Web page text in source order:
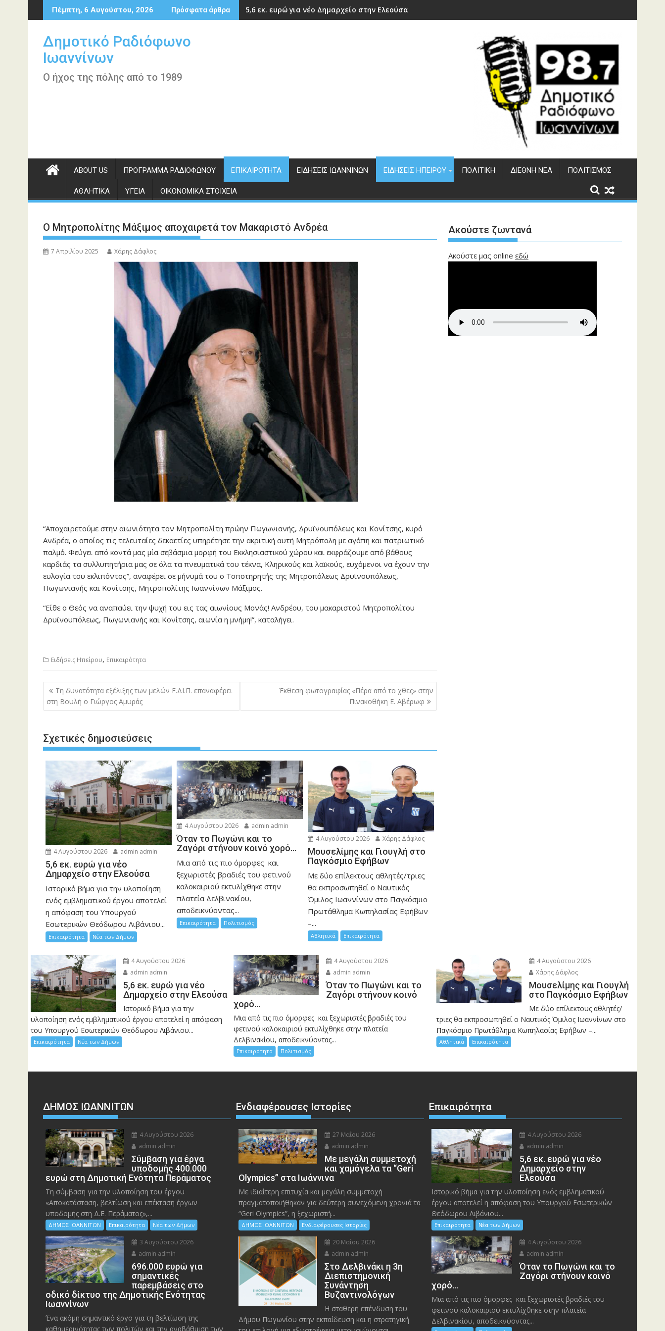
Περάστε
στο
Πέμπτη, 6 Αυγούστου, 2026 Πρόσφατα άρθρα 5,6 εκ. ευρώ για νέο Δημαρχείο στην Ελεούσα
Δημοτικό Ραδιόφωνο
Ιωαννίνων
Ο ήχος της πόλης από το 1989
ABOUT US ΠΡΌΓΡΑΜΜΑ ΡΑΔΙΟΦΏΝΟΥ ΕΠΙΚΑΙΡΌΤΗΤΑ ΕΙΔΉΣΕΙΣ ΙΩΑΝΝΊΝΩΝ ΕΙΔΉΣΕΙΣ ΗΠΕΊΡΟΥ ΠΟΛΙΤΙΚΉ ΔΙΕΘΝΉ ΝΈΑ ΠΟΛΙΤΙΣΜΌΣ
ΑΘΛΗΤΙΚΆ ΥΓΕΊΑ ΟΙΚΟΝΟΜΙΚΆ ΣΤΟΙΧΕΊΑ
Ο Μητροπολίτης Μάξιμος αποχαιρετά τον Μακαριστό Ανδρέα
7 Απριλίου 2025 Χάρης Δάφλος
“Αποχαιρετούμε στην αιωνιότητα τον Μητροπολίτη πρώην Πωγωνιανής, Δρυϊνουπόλεως και Κονίτσης, κυρό
Ανδρέα, ο οποίος τις τελευταίες δεκαετίες υπηρέτησε την ακριτική αυτή Μητρόπολη με αγάπη και πατριωτικό
παλμό. Φεύγει από κοντά μας μία σεβάσμια μορφή του Εκκλησιαστικού χώρου και εκφράζουμε από βάθους
καρδιάς τα συλλυπητήρια μας σε όλα τα πνευματικά του τέκνα, Κληρικούς και λαϊκούς, ευχόμενοι να έχουν την
ευλογία του εκλιπόντος”, αναφέρει σε μήνυμά του ο Τοποτηρητής της Μητροπόλεως Δρυϊνουπόλεως,
Πωγωνιανής και Κονίτσης, Μητροπολίτης Ιωαννίνων Μάξιμος.
“Είθε ο Θεός να αναπαύει την ψυχή του εις τας αιωνίους Μονάς! Ανδρέου, του μακαριστού Μητροπολίτου
Δρυϊνουπόλεως, Πωγωνιανής και Κονίτσης, αιωνία η μνήμη!”, καταλήγει.
Ειδήσεις Ηπείρου, Επικαιρότητα
Πλοήγηση
άρθρων
Τη δυνατότητα εξέλιξης των μελών Ε.ΔΙ.Π. επαναφέρει
στη Βουλή ο Γιώργος Αμυράς
Έκθεση φωτογραφίας «Πέρα από το χθες» στην
Πινακοθήκη Ε. Αβέρωφ
Σχετικές δημοσιεύσεις
4 Αυγούστου 2026 admin admin
5,6 εκ. ευρώ για νέο
Δημαρχείο στην Ελεούσα
Ιστορικό βήμα για την υλοποίηση
ενός εμβληματικού έργου αποτελεί
η απόφαση του Υπουργού
Εσωτερικών Θεόδωρου Λιβάνιου...
Επικαιρότητα Νέα των Δήμων
4 Αυγούστου 2026 admin admin
Όταν το Πωγώνι και το
Ζαγόρι στήνουν κοινό χορό…
Μια από τις πιο όμορφες και
ξεχωριστές βραδιές του φετινού
καλοκαιριού εκτυλίχθηκε στην
πλατεία Δελβινακίου,
αποδεικνύοντας...
Επικαιρότητα Πολιτισμός
4 Αυγούστου 2026 Χάρης Δάφλος
Μουσελίμης και Γιουγλή στο
Παγκόσμιο Εφήβων
Mε δύο επίλεκτους αθλητές/τριες
θα εκπροσωπηθεί ο Ναυτικός
Όμιλος Ιωαννίνων στο Παγκόσμιο
Πρωτάθλημα Κωπηλασίας Εφήβων
–...
Αθλητικά Επικαιρότητα
Ακούστε ζωντανά
Ακούστε μας online εδώ
4 Αυγούστου 2026
admin admin
5,6 εκ. ευρώ για νέο
Δημαρχείο στην Ελεούσα
Ιστορικό βήμα για την
υλοποίηση ενός εμβληματικού έργου αποτελεί η απόφαση
του Υπουργού Εσωτερικών Θεόδωρου Λιβάνιου...
Επικαιρότητα Νέα των Δήμων
4 Αυγούστου 2026
admin admin
Όταν το Πωγώνι και το
Ζαγόρι στήνουν κοινό
χορό…
Μια από τις πιο όμορφες και ξεχωριστές βραδιές του
φετινού καλοκαιριού εκτυλίχθηκε στην πλατεία
Δελβινακίου, αποδεικνύοντας...
Επικαιρότητα Πολιτισμός
4 Αυγούστου 2026
Χάρης Δάφλος
Μουσελίμης και Γιουγλή
στο Παγκόσμιο Εφήβων
Mε δύο επίλεκτους αθλητές/
τριες θα εκπροσωπηθεί ο Ναυτικός Όμιλος Ιωαννίνων στο
Παγκόσμιο Πρωτάθλημα Κωπηλασίας Εφήβων –...
Αθλητικά Επικαιρότητα
ΔΗΜΟΣ ΙΩΑΝΝΙΤΩΝ
4 Αυγούστου 2026
admin admin
Σύμβαση για έργα
υποδομής 400.000
ευρώ στη Δημοτική Ενότητα Περάματος
Τη σύμβαση για την υλοποίηση του έργου
«Αποκατάσταση, βελτίωση και επέκταση έργων
υποδομής στη Δ.Ε. Περάματος»,...
ΔΗΜΟΣ ΙΩΑΝΝΙΤΩΝ Επικαιρότητα Νέα των Δήμων
3 Αυγούστου 2026
admin admin
696.000 ευρώ για
σημαντικές
παρεμβάσεις στο
οδικό δίκτυο της Δημοτικής Ενότητας
Ιωαννίνων
Ένα ακόμη σημαντικό έργο για τη βελτίωση της
καθημερινότητας των πολιτών και την αναβάθμιση των
Ενδιαφέρουσες Ιστορίες
27 Μαΐου 2026
admin admin
Με μεγάλη συμμετοχή
και χαμόγελα τα “Geri
Olympics” στα Ιωάννινα
Με ιδιαίτερη επιτυχία και μεγάλη συμμετοχή
πραγματοποιήθηκαν για δεύτερη συνεχόμενη χρονιά τα
“Geri Olympics”, η ξεχωριστή...
ΔΗΜΟΣ ΙΩΑΝΝΙΤΩΝ Ενδιαφέρουσες Ιστορίες
20 Μαΐου 2026
admin admin
Στο Δελβινάκι η 3η
Διεπιστημονική
Συνάντηση
Βυζαντινολόγων
Η σταθερή επένδυση του
Δήμου Πωγωνίου στην εκπαίδευση και η στρατηγική
Επικαιρότητα
4 Αυγούστου 2026
admin admin
5,6 εκ. ευρώ για νέο
Δημαρχείο στην
Ελεούσα
Ιστορικό βήμα για την υλοποίηση ενός εμβληματικού
έργου αποτελεί η απόφαση του Υπουργού Εσωτερικών
Θεόδωρου Λιβάνιου...
Επικαιρότητα Νέα των Δήμων
4 Αυγούστου 2026
admin admin
Όταν το Πωγώνι και το
Ζαγόρι στήνουν κοινό
χορό…
Μια από τις πιο όμορφες και ξεχωριστές βραδιές του
φετινού καλοκαιριού εκτυλίχθηκε στην πλατεία
Δελβινακίου, αποδεικνύοντας...